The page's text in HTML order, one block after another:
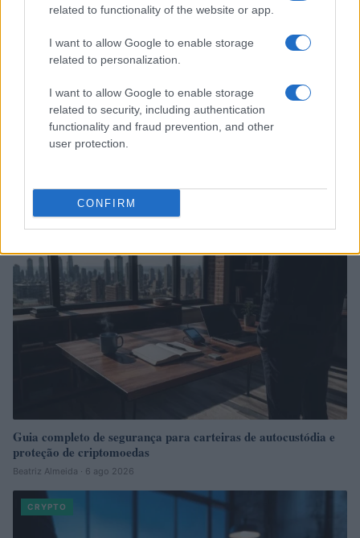
related to functionality of the website or app.
I want to allow Google to enable storage
related to personalization.
I want to allow Google to enable storage
related to security, including authentication
functionality and fraud prevention, and other
user protection.
CONFIRM
Guia completo de segurança para carteiras de autocustódia e
proteção de criptomoedas
Beatriz Almeida · 6 ago 2026
CRYPTO